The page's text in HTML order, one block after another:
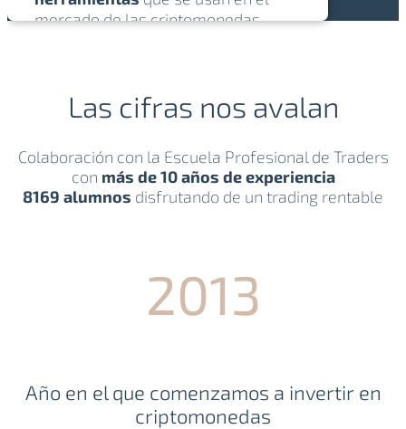
mercado de las criptomonedas.
Las cifras nos avalan
Colaboración con la Escuela Profesional de Traders
con más de 10 años de experiencia
8169 alumnos disfrutando de un trading rentable
2013
Año en el que comenzamos a invertir en
criptomonedas